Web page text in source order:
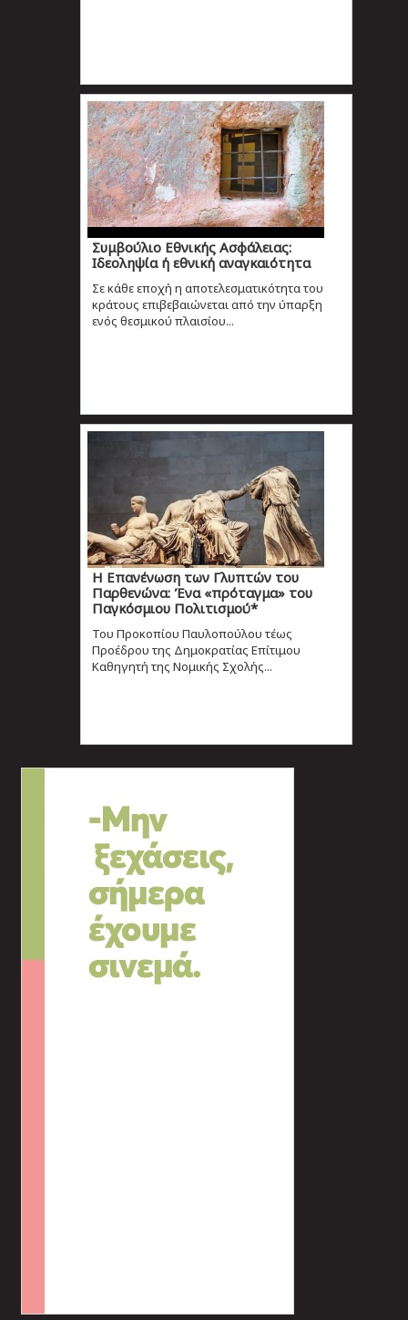
Συμβούλιο Εθνικής Ασφάλειας:
Ιδεοληψία ή εθνική αναγκαιότητα
Σε κάθε εποχή η αποτελεσματικότητα του
κράτους επιβεβαιώνεται από την ύπαρξη
ενός θεσμικού πλαισίου...
Η Επανένωση των Γλυπτών του
Παρθενώνα: Ένα «πρόταγμα» του
Παγκόσμιου Πολιτισμού*
Του Προκοπίου Παυλοπούλου τέως
Προέδρου της Δημοκρατίας Επίτιμου
Καθηγητή της Νομικής Σχολής...